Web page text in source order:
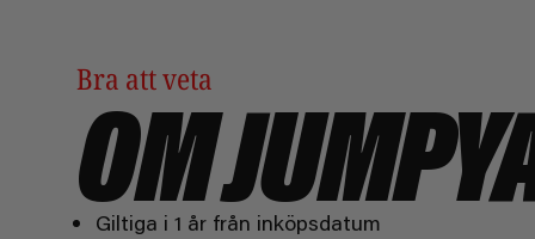
Bra att veta
OM
Giltiga i 1 år från inköpsdatum